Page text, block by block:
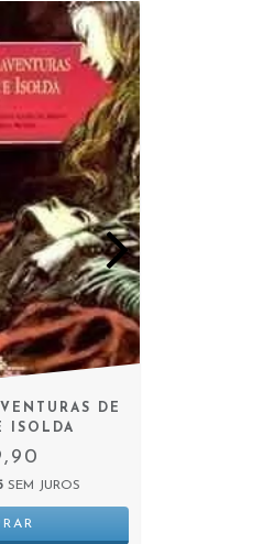
DE
ISOLDA
SEM JUROS